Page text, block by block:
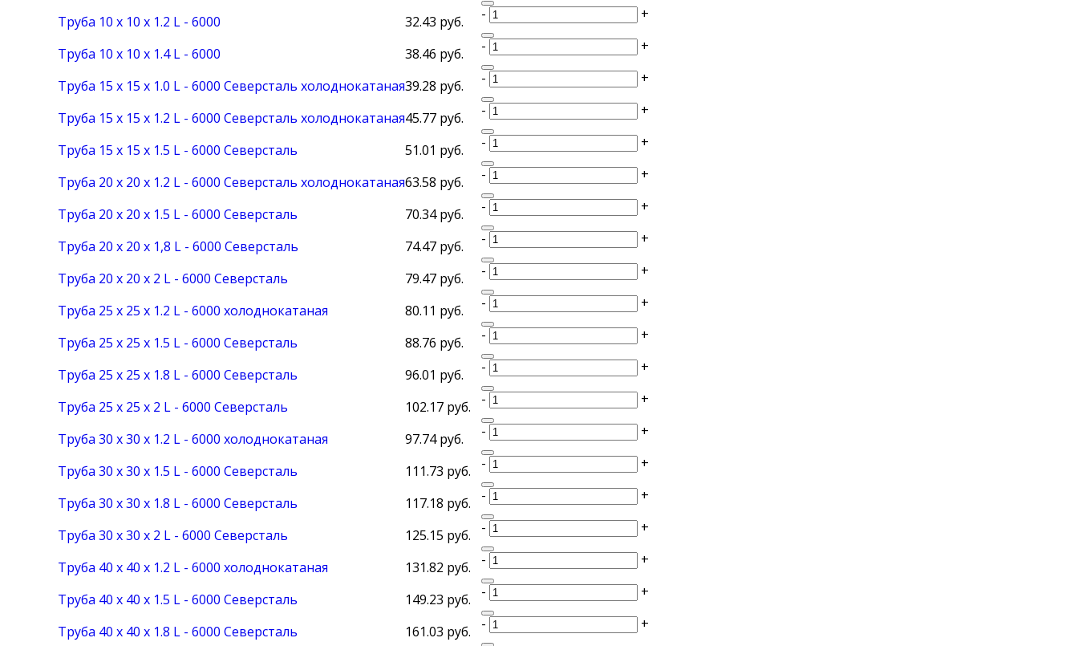
Труба 10 х 10 х 1.2 L - 6000 32.43 руб. - +
Труба 10 х 10 х 1.4 L - 6000 38.46 руб. - +
Труба 15 х 15 х 1.0 L - 6000 Северсталь холоднокатаная39.28 руб. - +
Труба 15 х 15 х 1.2 L - 6000 Северсталь холоднокатаная45.77 руб. - +
Труба 15 х 15 х 1.5 L - 6000 Северсталь 51.01 руб. - +
Труба 20 х 20 х 1.2 L - 6000 Северсталь холоднокатаная63.58 руб. - +
Труба 20 х 20 х 1.5 L - 6000 Северсталь 70.34 руб. - +
Труба 20 х 20 х 1,8 L - 6000 Северсталь 74.47 руб. - +
Труба 20 х 20 х 2 L - 6000 Северсталь 79.47 руб. - +
Труба 25 х 25 х 1.2 L - 6000 холоднокатаная 80.11 руб. - +
Труба 25 х 25 х 1.5 L - 6000 Северсталь 88.76 руб. - +
Труба 25 х 25 х 1.8 L - 6000 Северсталь 96.01 руб. - +
Труба 25 х 25 х 2 L - 6000 Северсталь 102.17 руб. - +
Труба 30 х 30 х 1.2 L - 6000 холоднокатаная 97.74 руб. - +
Труба 30 х 30 х 1.5 L - 6000 Северсталь 111.73 руб. - +
Труба 30 х 30 х 1.8 L - 6000 Северсталь 117.18 руб. - +
Труба 30 х 30 х 2 L - 6000 Северсталь 125.15 руб. - +
Труба 40 х 40 х 1.2 L - 6000 холоднокатаная 131.82 руб. - +
Труба 40 х 40 х 1.5 L - 6000 Северсталь 149.23 руб. - +
Труба 40 х 40 х 1.8 L - 6000 Северсталь 161.03 руб. - +